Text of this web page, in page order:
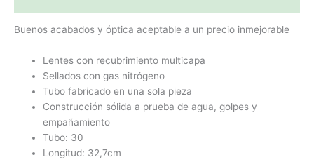
Buenos acabados y óptica aceptable a un precio inmejorable
Lentes con recubrimiento multicapa
Sellados con gas nitrógeno
Tubo fabricado en una sola pieza
Construcción sólida a prueba de agua, golpes y
empañamiento
Tubo: 30
Longitud: 32,7cm